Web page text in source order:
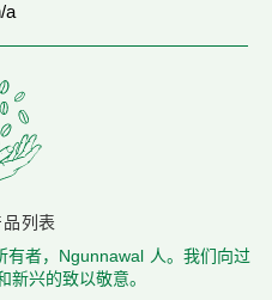
a
列表
有者，Ngunnawal 人。我们向过
兴的致以敬意。